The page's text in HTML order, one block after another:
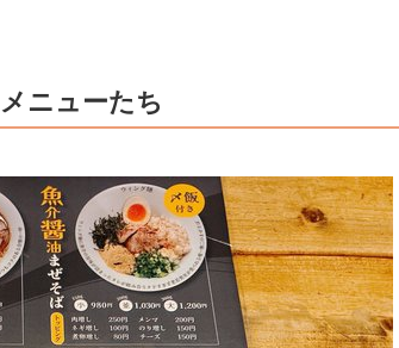
ニューたち